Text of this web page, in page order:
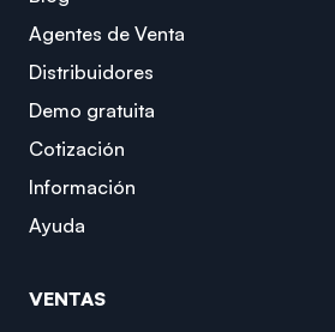
Agentes de Venta
Distribuidores
Demo gratuita
Cotización
Información
Ayuda
VENTAS